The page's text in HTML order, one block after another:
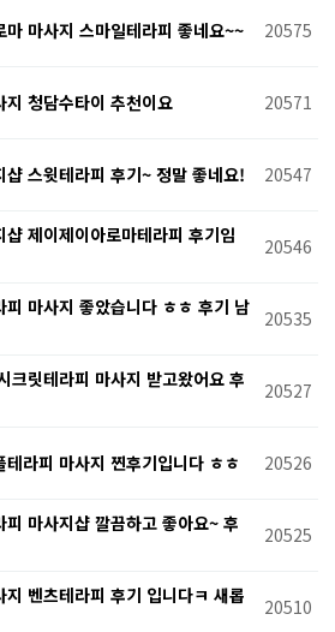
마 마사지 스마일테라피 좋네요~~ 20575
지 청담수타이 추천이요 20571
샵 스윗테라피 후기~ 정말 좋네요! 20547
제이제이아로마테라피 후기임
20546
피 마사지 좋았습니다 ㅎㅎ 후기 남
20535
크릿테라피 마사지 받고왔어요 후
20527
테라피 마사지 찐후기입니다 ㅎㅎ 20526
피 마사지샵 깔끔하고 좋아요~ 후
20525
지 벤츠테라피 후기 입니다ㅋ 새롭
20510